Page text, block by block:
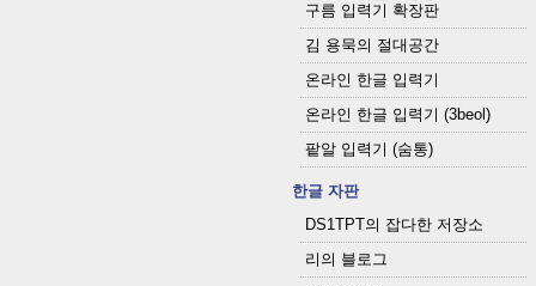
구름 입력기 확장판
김 용묵의 절대공간
온라인 한글 입력기
온라인 한글 입력기 (3beol)
팥알 입력기 (숨통)
한글 자판
DS1TPT의 잡다한 저장소
리의 블로그